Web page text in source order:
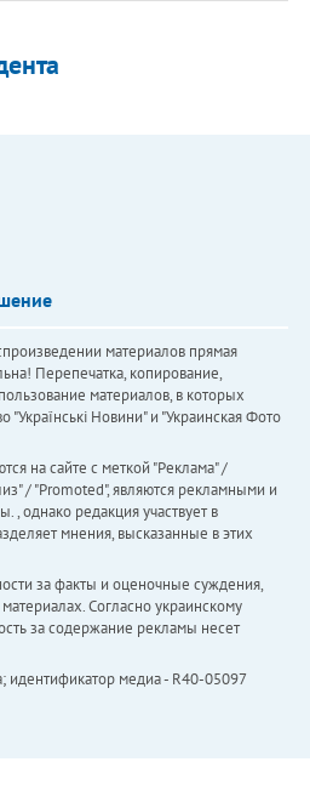
материалов прямая
Перепечатка, копирование,
материалов, в которых
"Українськi Новини" и "Украинская Фото
на сайте с меткой "Реклама" /
/ "Promoted", являются рекламными и
, однако редакция участвует в
мнения, высказанные в этих
за факты и оценочные суждения,
Согласно украинскому
за содержание рекламы несет
идентификатор медиа - R40-05097